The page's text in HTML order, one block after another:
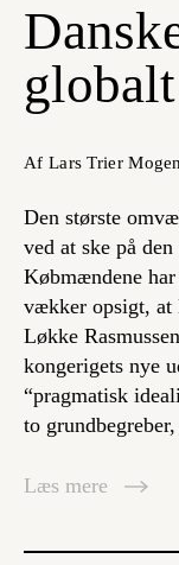
Af Lars Trier
Den største
ved at ske på
Købmændene
vækker opsigt, at
Løkke
kongerigets nye
“pragmatisk
to
Læs mere